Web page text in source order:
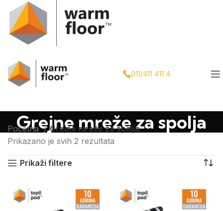
011/411 411 4
Grejne mreže za spolja
Početna
Grejne mreže za spolja
Prikazano je svih 2 rezultata
Prikaži filtere